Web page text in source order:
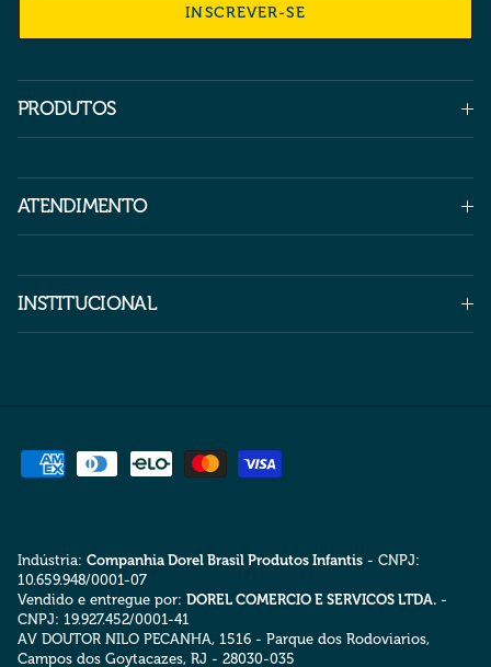
INSCREVER-SE
PRODUTOS
ATENDIMENTO
INSTITUCIONAL
Indústria: Companhia Dorel Brasil Produtos Infantis - CNPJ:
10.659.948/0001-07
Vendido e entregue por: DOREL COMERCIO E SERVICOS LTDA. -
CNPJ: 19.927.452/0001-41
AV DOUTOR NILO PECANHA, 1516 - Parque dos Rodoviarios,
Campos dos Goytacazes, RJ - 28030-035